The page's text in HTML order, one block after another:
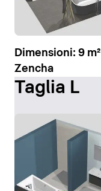
Dimensioni: 9 m² |
Zencha
Taglia L